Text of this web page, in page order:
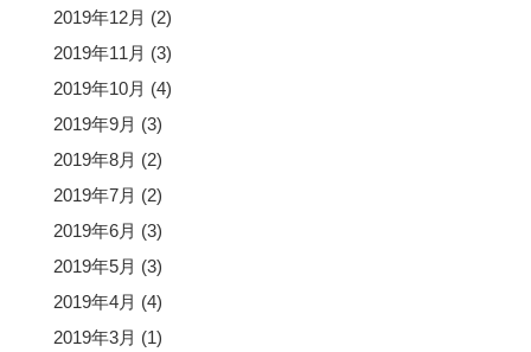
2019年12月 (2)
2019年11月 (3)
2019年10月 (4)
2019年9月 (3)
2019年8月 (2)
2019年7月 (2)
2019年6月 (3)
2019年5月 (3)
2019年4月 (4)
2019年3月 (1)